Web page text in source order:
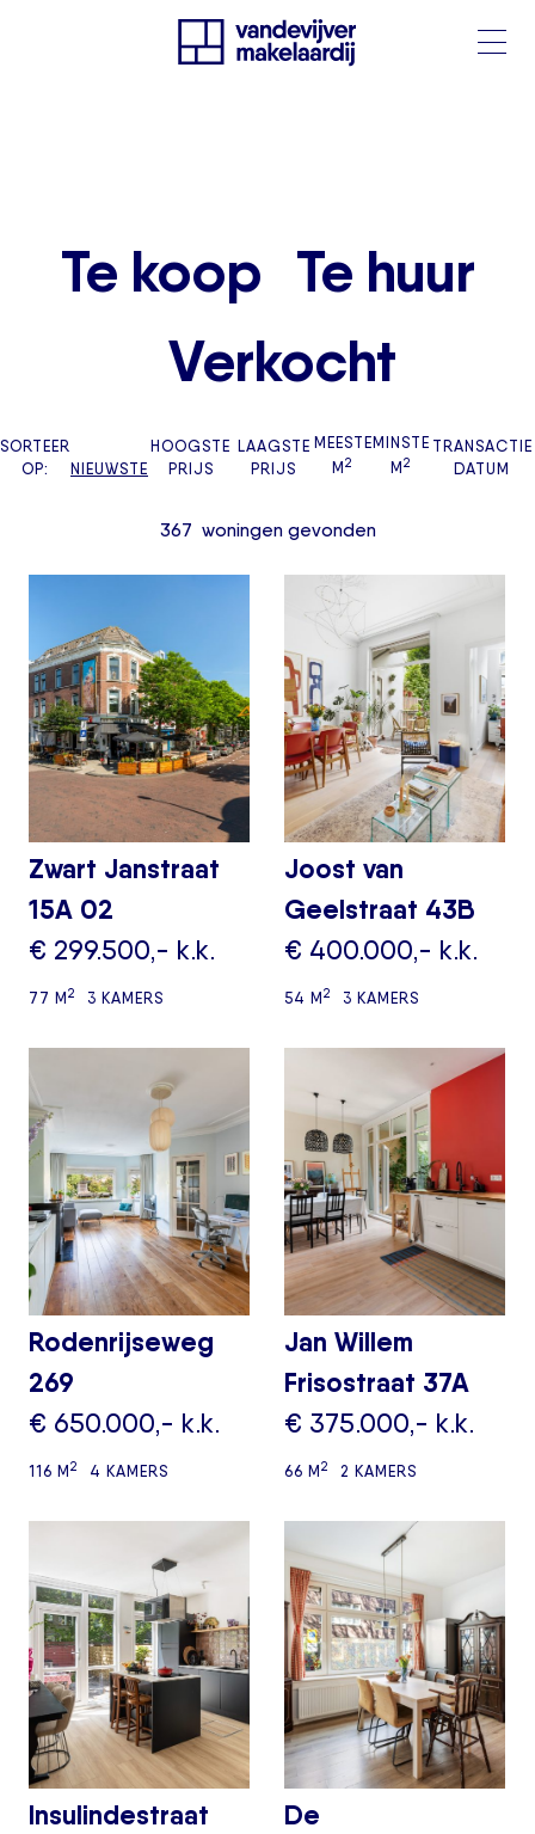
Te koop Te huur
Verkocht
SORTEER
OP:
NIEUWSTE
HOOGSTE
PRIJS
LAAGSTE
PRIJS
MEESTE
M2
MINSTE
M 2
TRANSACTIE
DATUM
367 woningen gevonden
Zwart Janstraat
15A 02
€ 299.500,- k.k.
77 M2 3 KAMERS
Joost van
Geelstraat 43B
€ 400.000,- k.k.
54 M2 3 KAMERS
Rodenrijseweg
269
€ 650.000,- k.k.
116 M2 4 KAMERS
Jan Willem
Frisostraat 37A
€ 375.000,- k.k.
66 M2 2 KAMERS
Insulindestraat
De